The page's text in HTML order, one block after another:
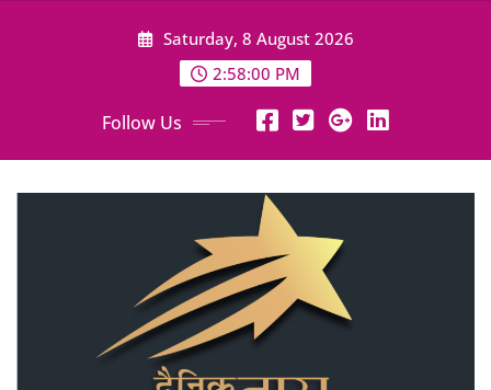
Saturday, 8 August 2026
2:58:02 PM
Follow Us